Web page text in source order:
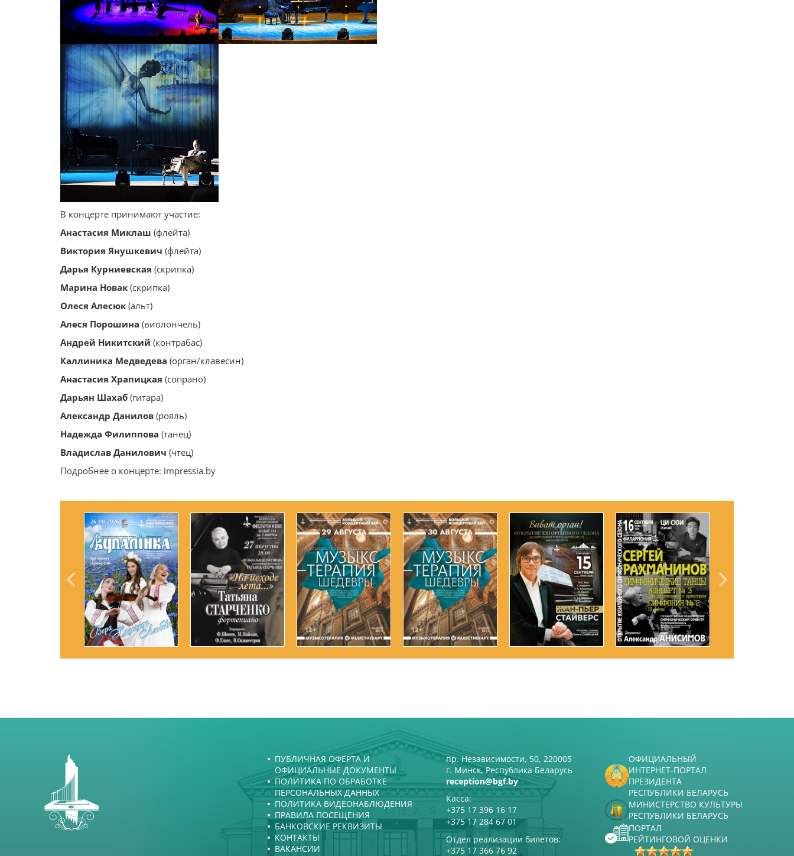
В концерте принимают участие:
Анастасия Миклаш (флейта)
Виктория Янушкевич (флейта)
Дарья Курниевская (скрипка)
Марина Новак (скрипка)
Олеся Алесюк (альт)
Алеся Порошина (виолончель)
Андрей Никитский (контрабас)
Каллиника Медведева (орган/клавесин)
Анастасия Храпицкая (сопрано)
Дарьян Шахаб (гитара)
Александр Данилов (рояль)
Надежда Филиппова (танец)
Владислав Данилович (чтец)
Подробнее о концерте: impressia.by
ПУБЛИЧНАЯ ОФЕРТА И
ОФИЦИАЛЬНЫЕ ДОКУМЕНТЫ
ПОЛИТИКА ПО ОБРАБОТКЕ
ПЕРСОНАЛЬНЫХ ДАННЫХ
ПОЛИТИКА ВИДЕОНАБЛЮДЕНИЯ
ПРАВИЛА ПОСЕЩЕНИЯ
БАНКОВСКИЕ РЕКВИЗИТЫ
КОНТАКТЫ
ВАКАНСИИ
пр. Независимости, 50, 220005
г. Минск, Республика Беларусь
reception@bgf.by
Касса:
+375 17 396 16 17
+375 17 284 67 01
Отдел реализации билетов:
+375 17 366 76 92
ОФИЦИАЛЬНЫЙ
ИНТЕРНЕТ-ПОРТАЛ
ПРЕЗИДЕНТА
РЕСПУБЛИКИ БЕЛАРУСЬ
МИНИСТЕРСТВО КУЛЬТУРЫ
РЕСПУБЛИКИ БЕЛАРУСЬ
ПОРТАЛ
РЕЙТИНГОВОЙ ОЦЕНКИ